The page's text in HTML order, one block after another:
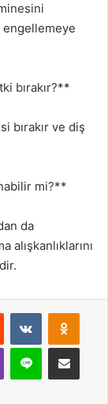
bırakır?**
bırakır ve diş
mi?**
da
alışkanlıklarını
Reddit VKontakte
Viber Line E-Posta ile